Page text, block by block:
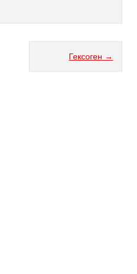
Гексоген →